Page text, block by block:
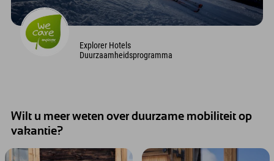
Explorer Hotels
Duurzaamheidsprogramma
Wilt u meer weten over duurzame mobiliteit op
vakantie?